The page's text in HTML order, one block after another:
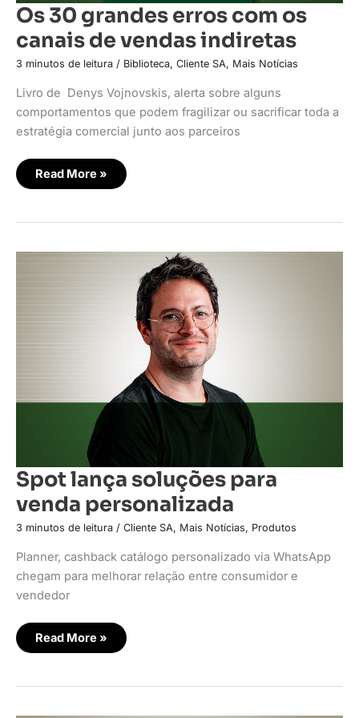
Os 30 grandes erros com os
canais de vendas indiretas
3 minutos de leitura / Biblioteca, Cliente SA, Mais Notícias
Livro de Denys Vojnovskis, alerta sobre alguns
comportamentos que podem fragilizar ou sacrificar toda a
estratégia comercial junto aos parceiros
Read More »
Spot lança soluções para
venda personalizada
3 minutos de leitura / Cliente SA, Mais Notícias, Produtos
Planner, cashback catálogo personalizado via WhatsApp
chegam para melhorar relação entre consumidor e
vendedor
Read More »